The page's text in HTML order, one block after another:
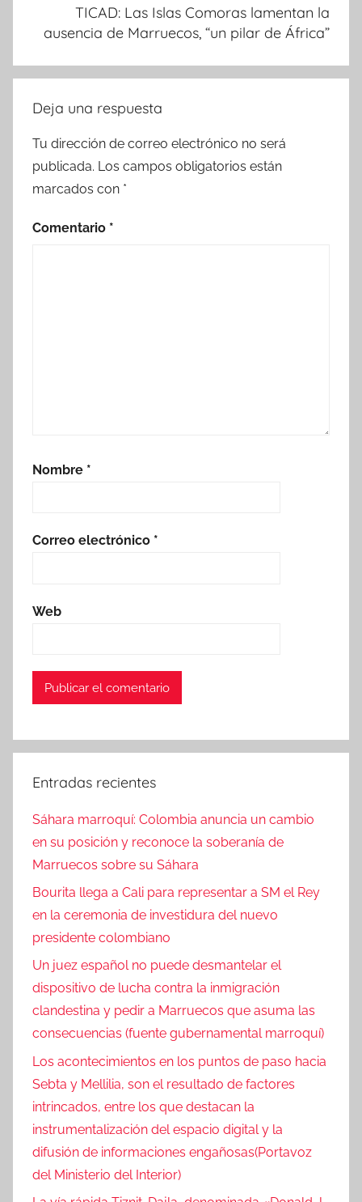
TICAD: Las Islas Comoras lamentan la
ausencia de Marruecos, “un pilar de África”
Deja una respuesta
Tu dirección de correo electrónico no será
publicada. Los campos obligatorios están
marcados con *
Comentario *
Nombre *
Correo electrónico *
Web
Entradas recientes
Sáhara marroquí: Colombia anuncia un cambio
en su posición y reconoce la soberanía de
Marruecos sobre su Sáhara
Bourita llega a Cali para representar a SM el Rey
en la ceremonia de investidura del nuevo
presidente colombiano
Un juez español no puede desmantelar el
dispositivo de lucha contra la inmigración
clandestina y pedir a Marruecos que asuma las
consecuencias (fuente gubernamental marroquí)
Los acontecimientos en los puntos de paso hacia
Sebta y Mellilia, son el resultado de factores
intrincados, entre los que destacan la
instrumentalización del espacio digital y la
difusión de informaciones engañosas(Portavoz
del Ministerio del Interior)